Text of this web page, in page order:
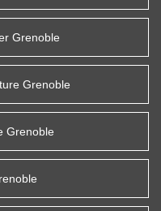
Grenoble
Grenoble
Grenoble